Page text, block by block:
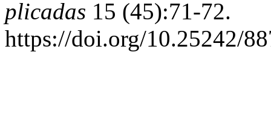
plicadas 15 (45):71-72.
https://doi.org/10.25242/